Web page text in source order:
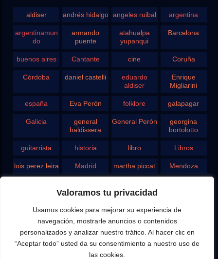
Valoramos tu privacidad
Usamos cookies para mejorar su experiencia de
navegación, mostrarle anuncios o contenidos
personalizados y analizar nuestro tráfico. Al hacer clic en
“Aceptar todo” usted da su consentimiento a nuestro uso de
las cookies.
aldiser andrés hidalgo angeles ruibal argentina
argentinamun
do
armando
puente
atahualpa
yupanqui
Barcelona
buenos aires Cantante cine Coruña
Córdoba daniel castelli
eduardo
aldiser
Enrique
Migliarini
españa Eva Perón folklore galapagar
Galicia
general
baldissera
General Perón
georgina
bortolotto
guitarrista historia libro Libros
lois perez leira Madrid martha piccat Mendoza
Rodolfo
Ghezzi
rosario san juan santa fe
Tango teatro television vigo
yupanqui